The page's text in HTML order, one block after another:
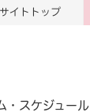
イトトップ
・ スケジュール